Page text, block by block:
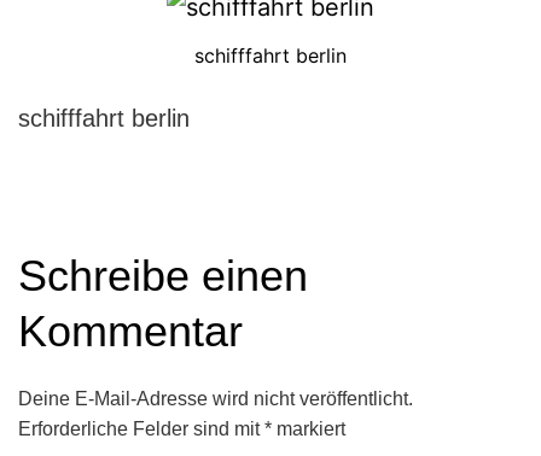
schifffahrt berlin
schifffahrt berlin
Schreibe einen
Kommentar
Deine E-Mail-Adresse wird nicht veröffentlicht.
Erforderliche Felder sind mit* markiert